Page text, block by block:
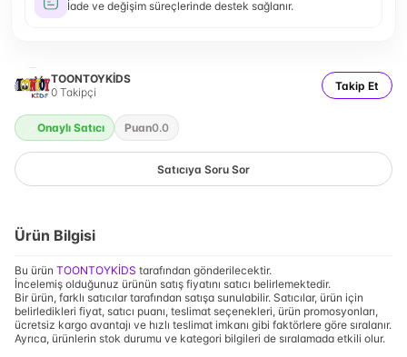
İade ve değişim süreçlerinde destek sağlanır.
TOONTOYKİDS
0 Takipçi Takip Et
Onaylı Satıcı Puan0.0
Satıcıya Soru Sor
Ürün Bilgisi
Bu ürün TOONTOYKİDS tarafından gönderilecektir.
İncelemiş olduğunuz ürünün satış fiyatını satıcı belirlemektedir.
Bir ürün, farklı satıcılar tarafından satışa sunulabilir. Satıcılar, ürün için
belirledikleri fiyat, satıcı puanı, teslimat seçenekleri, ürün promosyonları,
ücretsiz kargo avantajı ve hızlı teslimat imkanı gibi faktörlere göre sıralanır.
Ayrıca, ürünlerin stok durumu ve kategori bilgileri de sıralamada etkili olur.